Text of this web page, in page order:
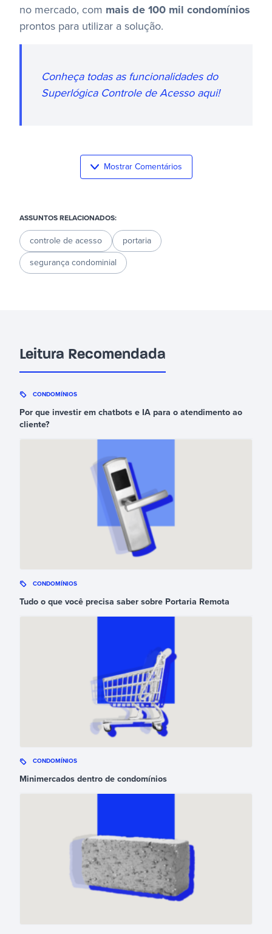
no mercado, com mais de 100 mil condomínios
prontos para utilizar a solução.
Conheça todas as funcionalidades do
Superlógica Controle de Acesso aqui!
Mostrar Comentários
ASSUNTOS RELACIONADOS:
controle de acesso portaria
segurança condominial
Leitura Recomendada
CONDOMÍNIOS
Por que investir em chatbots e IA para o atendimento ao
cliente?
CONDOMÍNIOS
Tudo o que você precisa saber sobre Portaria Remota
CONDOMÍNIOS
Minimercados dentro de condomínios